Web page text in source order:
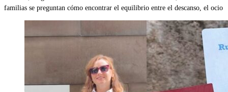
familias se preguntan cómo encontrar el equilibrio entre el descanso, el ocio